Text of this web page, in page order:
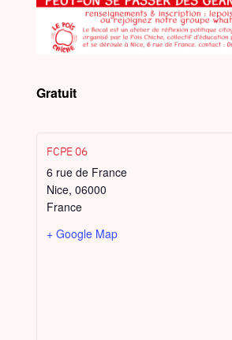
Gratuit
FCPE 06
6 rue de France
Nice, 06000
France
+ Google Map